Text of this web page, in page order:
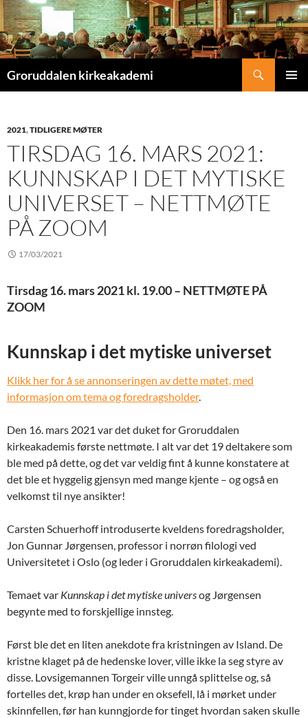
Groruddalen kirkeakademi
2021,TIDLIGERE MØTER
TIRSDAG 16. MARS 2021:
KUNNSKAP I DET MYTISKE
UNIVERSET – NETTMØTE
PÅ ZOOM
17/03/2021
Tirsdag 16. mars 2021 kl. 19.00 – NETTMØTE PÅ
ZOOM
Kunnskap i det mytiske universet
Klikk her for å se annonseringen av dette møtet, med
informasjon om tema og foredragsholder.
Den 16. mars 2021 var det duket for Groruddalen
kirkeakademis første nettmøte. I alt var det 19 deltakere som
ble med på dette, og det var veldig fint å kunne konstatere at
det ble et hyggelig gjensyn med mange kjente – og også en
velkomst til nye ansikter!
Carsten Schuerhoff introduserte kveldens foredragsholder,
Jon Gunnar Jørgensen, professor i norrøn filologi ved
Universitetet i Oslo (og leder i Groruddalen kirkeakademi).
Temaet var Kunnskap i det mytiske universog Jørgensen
begynte med to forskjellige innsteg.
Først ble det en liten anekdote fra kristningen av Island. De
kristne klaget på de hedenske lover, ville ikke la seg styre av
disse. Lovsigemannen Torgeir ville unngå splittelse og, så
fortelles det, krøp han under en oksefell, lå i mørket under
skinnfellen, før han kunngjorde for tinget hvordan saken skulle